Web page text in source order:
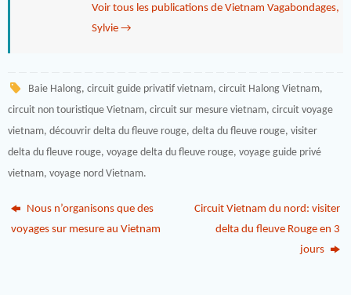
Voir tous les publications de Vietnam Vagabondages,
Sylvie →
Baie Halong, circuit guide privatif vietnam, circuit Halong Vietnam,
circuit non touristique Vietnam, circuit sur mesure vietnam, circuit voyage
vietnam, découvrir delta du fleuve rouge, delta du fleuve rouge, visiter
delta du fleuve rouge, voyage delta du fleuve rouge, voyage guide privé
vietnam, voyage nord Vietnam.
Nous n’organisons que des
voyages sur mesure au Vietnam
Circuit Vietnam du nord: visiter
delta du fleuve Rouge en 3
jours